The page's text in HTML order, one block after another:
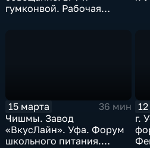
гумконвой. Рабочая
15 марта
36 мин
Чишмы. Завод
«ВкусЛайн». Уфа. Форум
школьного питания.
г.